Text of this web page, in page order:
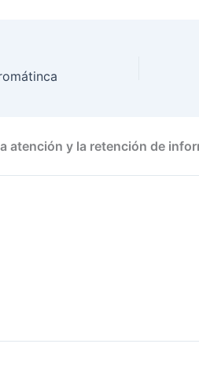
atención y la retención de